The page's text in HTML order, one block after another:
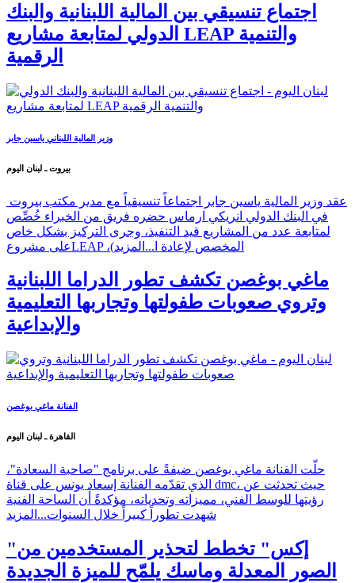
اجتماع تنسيقي بين المالية اللبنانية والبنك
الدولي لمتابعة مشاريع LEAP والتنمية
الرقمية
وزير المالية اللبناني ياسين جابر
بيروت ـ لبنان اليوم
في البنك الدولي انريكي ارماس حضره فريق من الخبراء خُصِّص
لمتابعة عدد من المشاريع قيد التنفيذ، وجرى التركيز بشكل خاص
على مشروعLEAP ،(المخصص لإعادة ا... المزيد
ماغي بوغصن تكشف تطور الدراما اللبنانية
وتروي صعوبات طفولتها وتجاربها التعليمية
والإبداعية
الفنانة ماغي بوغصن
القاهرة ـ لبنان اليوم
حلّت الفنانة ماغي بوغصن ضيفةً على برنامج "صاحبة السعادة"،
الذي تقدّمه الفنانة إسعاد يونس على قناة dmc، حيث تحدثت عن
رؤيتها للوسط الفني، مميزاته وتحدياته، مؤكدةً أن الساحة الفنية
شهدت تطوراً كبيراً خلال السنوات... المزيد
"إكس" تخطط لتحذير المستخدمين من
الصور المعدلة وماسك يلمّح للميزة الجديدة